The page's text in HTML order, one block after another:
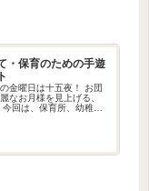
保育のための手遊
金曜日は十五夜！ お団
なお月様を見上げる、
回は、保育所、幼稚園